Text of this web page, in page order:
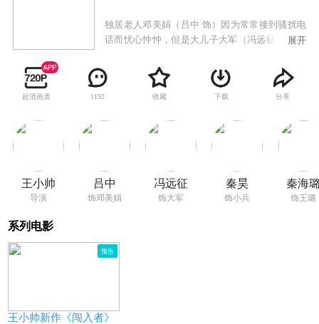
独居老人邓美娟（吕中 饰）因为常常接到骚扰电
话而忧心忡忡，但是大儿子大军（冯远征 饰）及
而引发的臆想症。老邓试着跟小儿子小兵（秦昊
饰）沟通，却演变成因为看不惯儿子的生活习惯
引发的争吵。就这样，老邓变成了两个儿子生活
时间的推移，小区内发生的入室抢劫案以及大军
家里发生的恶作剧事件，逐渐让一家人变得警惕
（石榴 饰），并好心地让他在家里借住。可是事
件并没有平息，而是愈演愈烈，两兄弟终于发现
一切事件的发生都与几十年前母亲在三线城市工
展开
超清画质 1192 收藏 下载 分享
王小帅
导演
吕中
饰邓美娟
冯远征
饰大军
秦昊
饰小兵
秦海
饰王璐
系列电影
预告
王小帅新作《闯入者》